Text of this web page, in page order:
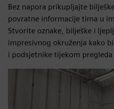
Bez napora prikupljajte
povratne informacije tima u
Stvorite oznake, bilješke i
impresivnog okruženja kako
i podsjetnike tijekom pregleda